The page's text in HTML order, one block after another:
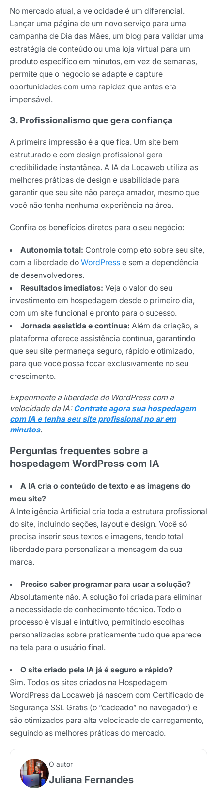
No mercado atual, a velocidade é um diferencial.
Lançar uma página de um novo serviço para uma
campanha de Dia das Mães, um blog para validar uma
estratégia de conteúdo ou uma loja virtual para um
produto específico em minutos, em vez de semanas,
permite que o negócio se adapte e capture
oportunidades com uma rapidez que antes era
impensável.
3. Profissionalismo que gera confiança
A primeira impressão é a que fica. Um site bem
estruturado e com design profissional gera
credibilidade instantânea. A IA da Locaweb utiliza as
melhores práticas de design e usabilidade para
garantir que seu site não pareça amador, mesmo que
você não tenha nenhuma experiência na área.
Confira os benefícios diretos para o seu negócio:
Autonomia total: Controle completo sobre seu site,
com a liberdade do WordPress e sem a dependência
de desenvolvedores.
Resultados imediatos: Veja o valor do seu
investimento em hospedagem desde o primeiro dia,
com um site funcional e pronto para o sucesso.
Jornada assistida e contínua: Além da criação, a
plataforma oferece assistência contínua, garantindo
que seu site permaneça seguro, rápido e otimizado,
para que você possa focar exclusivamente no seu
crescimento.
Experimente a liberdade do WordPress com a
velocidade da IA: Contrate agora sua hospedagem
com IA e tenha seu site profissional no ar em
minutos.
Perguntas frequentes sobre a
hospedagem WordPress com IA
A IA cria o conteúdo de texto e as imagens do
meu site?
A Inteligência Artificial cria toda a estrutura profissional
do site, incluindo seções, layout e design. Você só
precisa inserir seus textos e imagens, tendo total
liberdade para personalizar a mensagem da sua
marca.
Preciso saber programar para usar a solução?
Absolutamente não. A solução foi criada para eliminar
a necessidade de conhecimento técnico. Todo o
processo é visual e intuitivo, permitindo escolhas
personalizadas sobre praticamente tudo que aparece
na tela para o usuário final.
O site criado pela IA já é seguro e rápido?
Sim. Todos os sites criados na Hospedagem
WordPress da Locaweb já nascem com Certificado de
Segurança SSL Grátis (o “cadeado” no navegador) e
são otimizados para alta velocidade de carregamento,
seguindo as melhores práticas do mercado.
O autor
Juliana Fernandes
Receba os melhores insights da Locaweb
Tendências e materiais exclusivos do mercado
digital que valem a leitura.
Nome
E-mail
Selecione sua área de atuação
*Ao assinar nossa newsletter, você concorda em receber
Políticas de Privacidade
Assinar newsletter